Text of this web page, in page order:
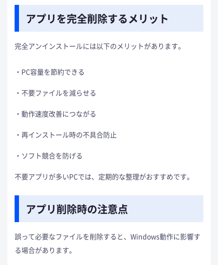
アプリを完全削除するメリット
完全アンインストールには以下のメリットがあります。
PC容量を節約できる
不要ファイルを減らせる
動作速度改善につながる
再インストール時の不具合防止
ソフト競合を防げる
不要アプリが多いPCでは、定期的な整理がおすすめです。
アプリ削除時の注意点
誤って必要なファイルを削除すると、Windows動作に影響す
る場合があります。